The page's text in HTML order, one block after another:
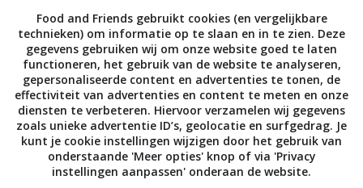
rusten in de koelkast.
van komkommer en tomaat en een paar druppels
Bewaar
Food and Friends gebruikt cookies (en vergelijkbare
technieken) om informatie op te slaan en in te zien. Deze
gegevens gebruiken wij om onze website goed te laten
functioneren, het gebruik van de website te analyseren,
gepersonaliseerde content en advertenties te tonen, de
effectiviteit van advertenties en content te meten en onze
diensten te verbeteren. Hiervoor verzamelen wij gegevens
zoals unieke advertentie ID’s, geolocatie en surfgedrag. Je
kunt je cookie instellingen wijzigen door het gebruik van
onderstaande 'Meer opties' knop of via 'Privacy
instellingen aanpassen' onderaan de website.